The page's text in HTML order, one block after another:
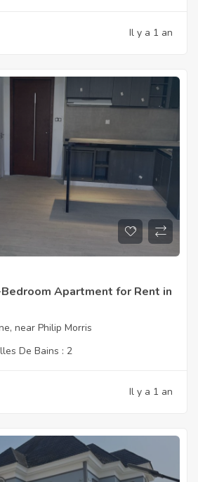
Il y a 1 an
Apartment for Rent in
near Philip Morris
De Bains : 2
Il y a 1 an